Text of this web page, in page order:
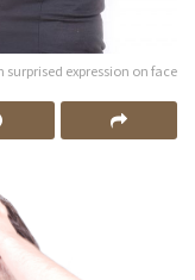
expression on face